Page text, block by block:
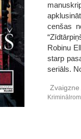
cenšas
Robinu
starp
seriāls.
Zvaigzne